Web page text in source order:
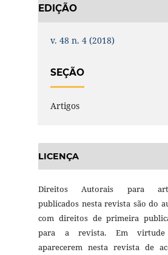
EDIÇÃO
v. 48 n. 4 (2018)
SEÇÃO
Artigos
LICENÇA
Direitos Autorais para
publicados nesta revista são do
com direitos de primeira
para a revista. Em
aparecerem nesta revista de